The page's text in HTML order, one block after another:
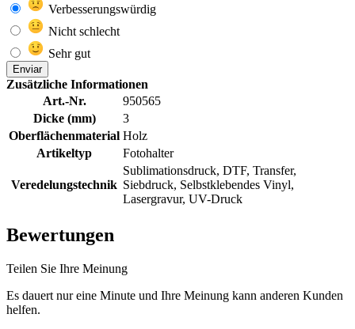
Verbesserungswürdig
Nicht schlecht
Sehr gut
Enviar
Zusätzliche Informationen
Art.-Nr.
950565
Dicke (mm)
3
Oberflächenmaterial Holz
Artikeltyp
Fotohalter
Veredelungstechnik
Sublimationsdruck, DTF, Transfer,
Siebdruck, Selbstklebendes Vinyl,
Lasergravur, UV-Druck
Bewertungen
Teilen Sie Ihre Meinung
Es dauert nur eine Minute und Ihre Meinung kann anderen Kunden
helfen.